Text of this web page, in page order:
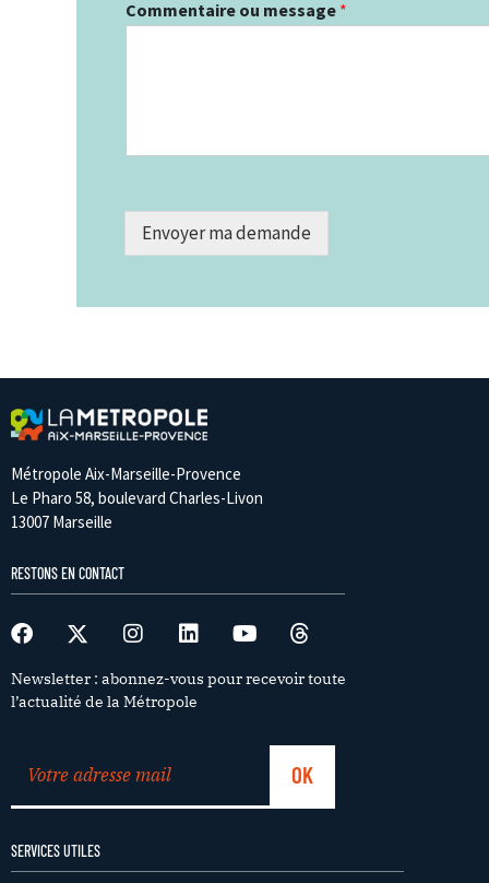
Commentaire ou message *
Envoyer ma demande
Métropole Aix-Marseille-Provence
Le Pharo 58, boulevard Charles-Livon
13007 Marseille
RESTONS EN CONTACT
Newsletter : abonnez-vous pour recevoir toute
l’actualité de la Métropole
SERVICES UTILES